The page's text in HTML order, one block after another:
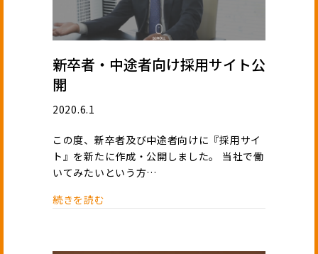
新卒者・中途者向け採用サイト公
開
2020.6.1
この度、新卒者及び中途者向けに『採用サイ
ト』を新たに作成・公開しました。 当社で働
いてみたいという方…
続きを読む